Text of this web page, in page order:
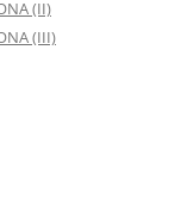
(II)
(III)